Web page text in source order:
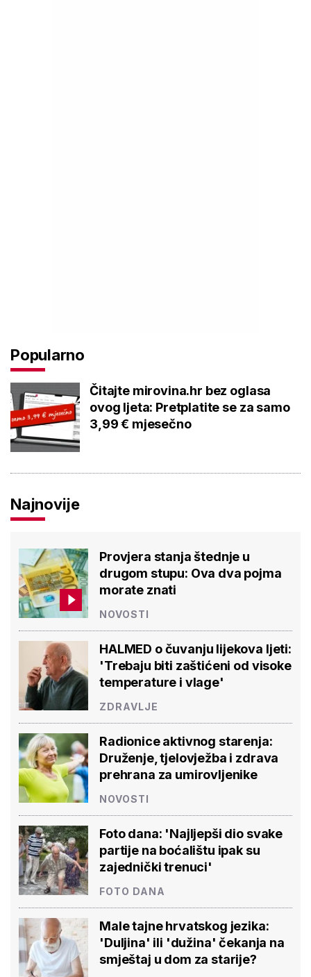
Popularno
Čitajte mirovina.hr bez oglasa
ovog ljeta: Pretplatite se za samo
3,99 € mjesečno
Najnovije
Provjera stanja štednje u
drugom stupu: Ova dva pojma
morate znati
NOVOSTI
HALMED o čuvanju lijekova ljeti:
'Trebaju biti zaštićeni od visoke
temperature i vlage'
ZDRAVLJE
Radionice aktivnog starenja:
Druženje, tjelovježba i zdrava
prehrana za umirovljenike
NOVOSTI
Foto dana: 'Najljepši dio svake
partije na boćalištu ipak su
zajednički trenuci'
FOTO DANA
Male tajne hrvatskog jezika:
'Duljina' ili 'dužina' čekanja na
smještaj u dom za starije?